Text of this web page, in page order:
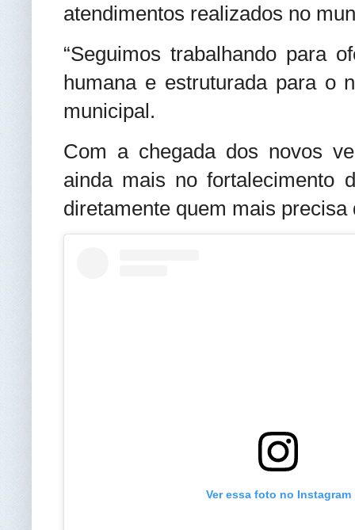
atendimentos realizados no
“Seguimos trabalhando para
humana e estruturada para o
municipal.
Com a chegada dos novos
ainda mais no fortalecimento
diretamente quem mais
Ver essa foto no Instagram